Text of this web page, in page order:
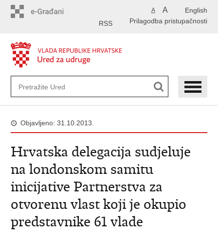
English
A A
Prilagodba pristupačnosti
RSS
Objavljeno: 31.10.2013.
Hrvatska delegacija sudjeluje
na londonskom samitu
inicijative Partnerstva za
otvorenu vlast koji je okupio
predstavnike 61 vlade